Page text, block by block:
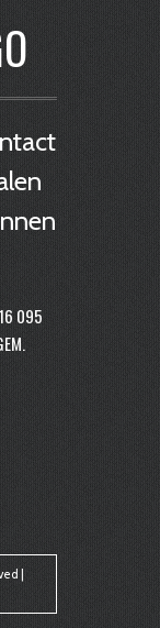
095
|